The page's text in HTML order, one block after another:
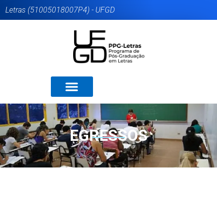
Letras (51005018007P4) - UFGD
EGRESSOS